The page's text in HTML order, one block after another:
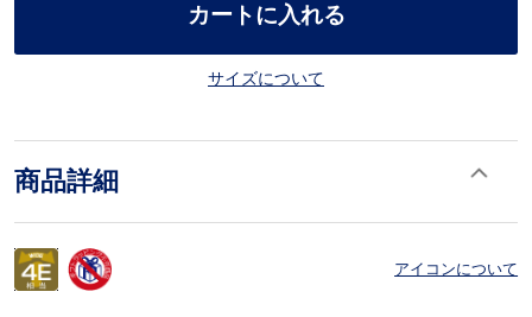
カートに入れる
サイズについて
商品詳細
アイコンについて